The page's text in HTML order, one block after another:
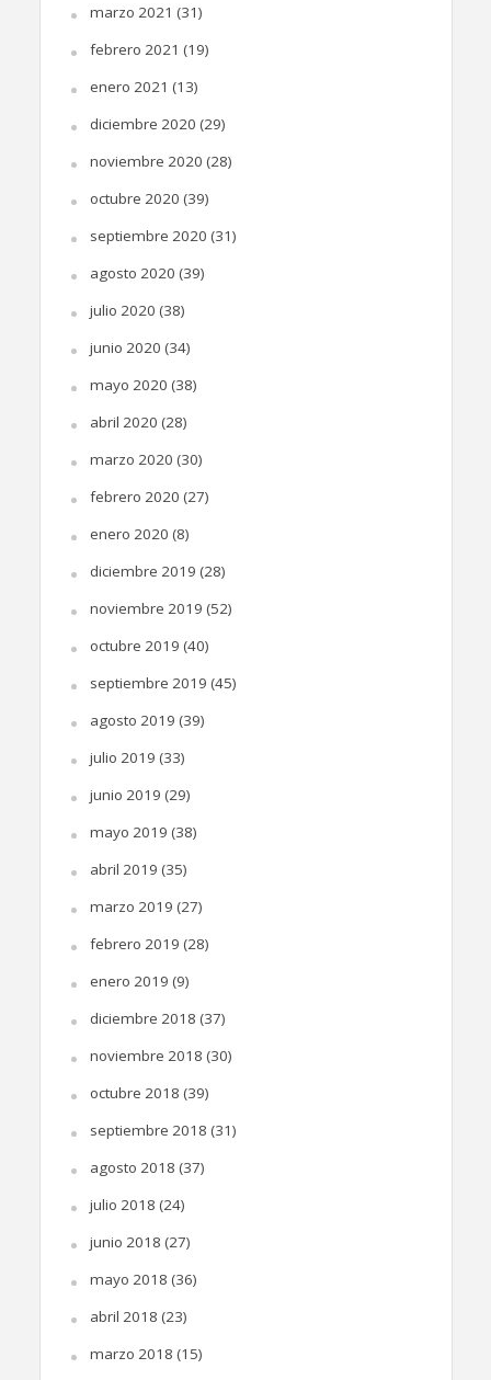
marzo 2021 (31)
febrero 2021 (19)
enero 2021 (13)
diciembre 2020 (29)
noviembre 2020 (28)
octubre 2020 (39)
septiembre 2020 (31)
agosto 2020 (39)
julio 2020 (38)
junio 2020 (34)
mayo 2020 (38)
abril 2020 (28)
marzo 2020 (30)
febrero 2020 (27)
enero 2020 (8)
diciembre 2019 (28)
noviembre 2019 (52)
octubre 2019 (40)
septiembre 2019 (45)
agosto 2019 (39)
julio 2019 (33)
junio 2019 (29)
mayo 2019 (38)
abril 2019 (35)
marzo 2019 (27)
febrero 2019 (28)
enero 2019 (9)
diciembre 2018 (37)
noviembre 2018 (30)
octubre 2018 (39)
septiembre 2018 (31)
agosto 2018 (37)
julio 2018 (24)
junio 2018 (27)
mayo 2018 (36)
abril 2018 (23)
marzo 2018 (15)